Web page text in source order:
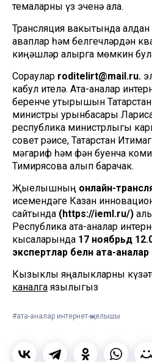
темаларны үз эченә ала.
Трансляция вакытында алдан
җаваплар һәм белгечләрдән
киңәшләр алырга мөмкин
Сораулар roditelirt@mail.ru.
кабул ителә. Ата-аналар
беренче утырышын
министры урынбасары
республика министрлыгы
совет рәисе, Татарстан
мәгариф һәм фән буенча
Тимирясова алып барачак.
Җыелышның онлайн-
исемендәге Казан
сайтында (https://ieml.ru/)
Республика ата-аналар
кысаларында 17 ноябрьдә
экспертлар белән ата-
Кызыклы яңалыкларны
каналга язылыгыз
#ата-аналар интернет-җыелышы